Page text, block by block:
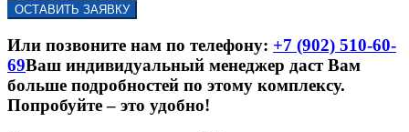
Или позвоните нам по телефону: +7 (902) 510-60-
69Ваш индивидуальный менеджер даст Вам
больше подробностей по этому комплексу.
Попробуйте – это удобно!